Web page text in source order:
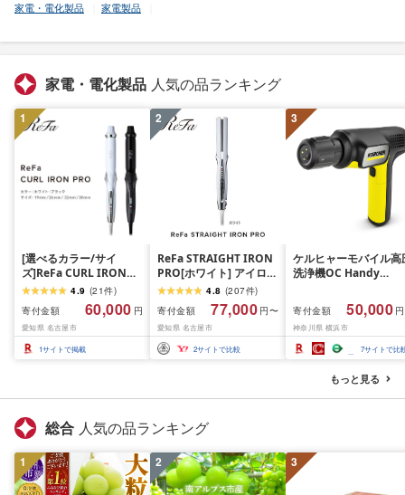
家電・電化製品 家電製品
家電・電化製品 人気の品ランキング
1
[選べるカラー/サイ
ズ]ReFa CURL IRON
PRO(ホワイト or ブラッ
ク/19mm・26mm・
32mm・38mm)| リフ
ァ カールアイロン 海外
対応 ヘアアイロン コテ
艶 傷まない 人気 おすす
め
4.9 (21件)
寄付金額
60,000 円
愛知県 名古屋市
1サイトで掲載
2
ReFa STRAIGHT IRON
PRO[ホワイト] アイロン
家電 美容 リファ アイロ
4.8 (207件)
寄付金額
77,000 円〜
愛知県 名古屋市
2サイトで比較
3
ケルヒャーモバイル高
洗浄機OC Handy
神奈川県 横浜市 生活
電 日用品 人気 おすす
送料無料 掃除 便利 コ
パクト 高圧洗浄機 ポ
タブル清掃 泡洗浄 家
ラク ベランダ掃除
寄付金額 50,000
神奈川県 横浜市
7サイトで比
もっと見る
総合 人気の品ランキング
1 2 3